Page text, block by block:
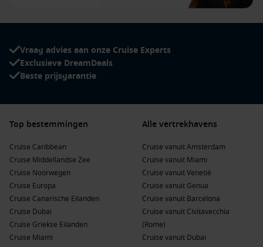
Vraag advies aan onze Cruise Experts
Exclusieve DreamDeals
Beste prijsgarantie
Top bestemmingen
Cruise Caribbean
Cruise Middellandse Zee
Cruise Noorwegen
Cruise Europa
Cruise Canarische Eilanden
Cruise Dubai
Cruise Griekse Eilanden
Cruise Miami
Alle vertrekhavens
Cruise vanuit Amsterdam
Cruise vanuit Miami
Cruise vanuit Venetië
Cruise vanuit Genua
Cruise vanuit Barcelona
Cruise vanuit Civitavecchia
(Rome)
Cruise vanuit Dubai